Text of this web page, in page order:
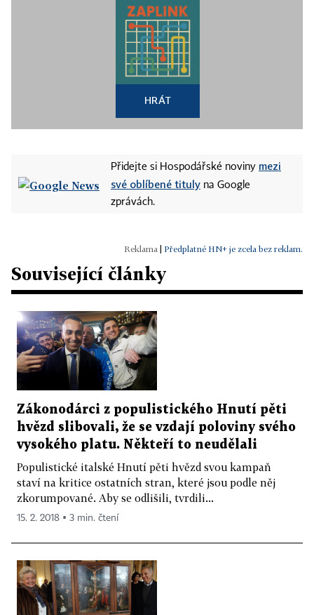
HRÁT
Přidejte si Hospodářské noviny mezi
své oblíbené tituly na Google
zprávách.
Předplatné HN+ je zcela bez reklam.
Související články
Zákonodárci z populistického Hnutí pěti
hvězd slibovali, že se vzdají poloviny svého
vysokého platu. Někteří to neudělali
Populistické italské Hnutí pěti hvězd svou kampaň
staví na kritice ostatních stran, které jsou podle něj
zkorumpované. Aby se odlišili, tvrdili...
15. 2. 2018 ▪ 3 min. čtení